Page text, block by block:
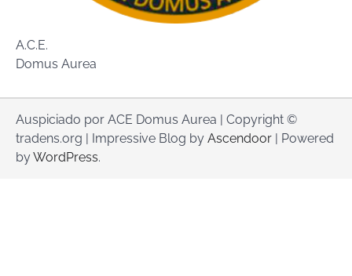
A.C.E.
Domus Aurea
Auspiciado por ACE Domus Aurea | Copyright ©
tradens.org | Impressive Blog by Ascendoor | Powered
byWordPress.